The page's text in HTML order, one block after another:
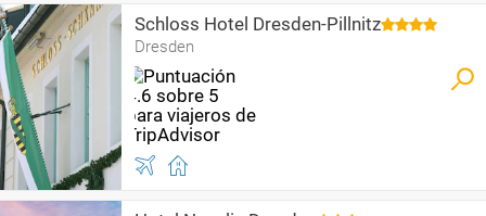
Schloss Hotel Dresden-Pillnitz
Dresden